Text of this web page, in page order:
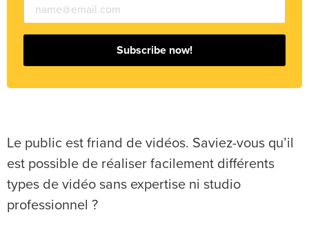
Subscribe now!
Le public est friand de vidéos. Saviez-vous qu’il
est possible de réaliser facilement différents
types de vidéo sans expertise ni studio
professionnel ?